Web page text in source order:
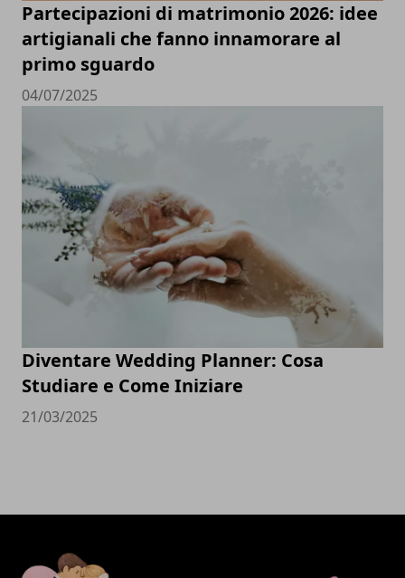
Partecipazioni di matrimonio 2026: idee
artigianali che fanno innamorare al
primo sguardo
04/07/2025
Diventare Wedding Planner: Cosa
Studiare e Come Iniziare
21/03/2025